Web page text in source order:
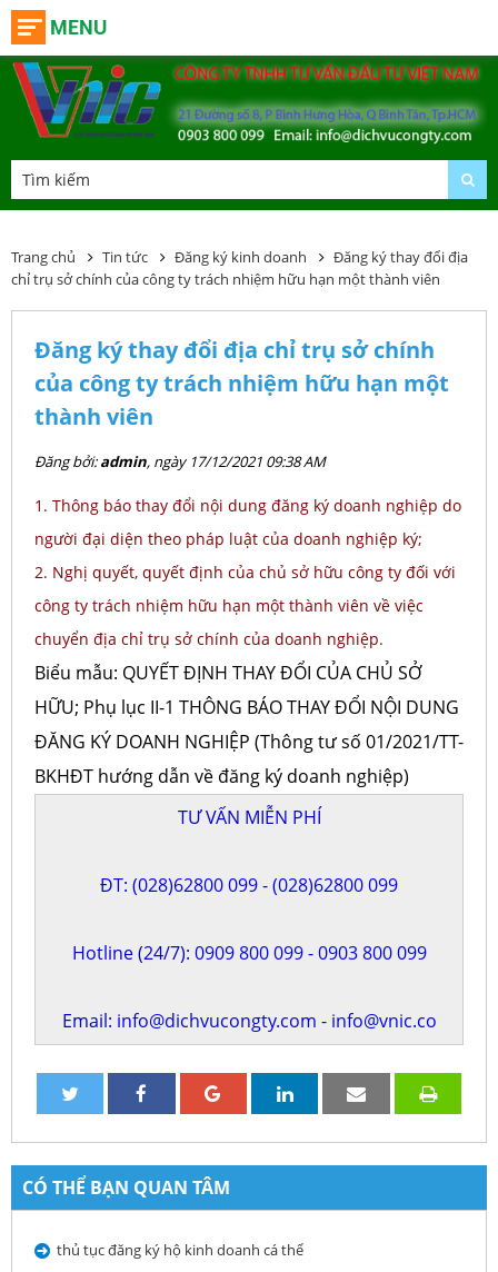
MENU
Trang chủ Tin tức Đăng ký kinh doanh
Đăng ký thay đổi địa
chỉ trụ sở chính của công ty trách nhiệm hữu hạn một thành viên
Đăng ký thay đổi địa chỉ trụ sở chính
của công ty trách nhiệm hữu hạn một
thành viên
Đăng bởi:admin, ngày 17/12/2021 09:38 AM
1. Thông báo thay đổi nội dung đăng ký doanh nghiệp do
người đại diện theo pháp luật của doanh nghiệp ký;
2. Nghị quyết, quyết định của chủ sở hữu công ty đối với
công ty trách nhiệm hữu hạn một thành viên về việc
chuyển địa chỉ trụ sở chính của doanh nghiệp.
Biểu mẫu: QUYẾT ĐỊNH THAY ĐỔI CỦA CHỦ SỞ
HỮU; Phụ lục II-1 THÔNG BÁO THAY ĐỔI NỘI DUNG
ĐĂNG KÝ DOANH NGHIỆP (Thông tư số 01/2021/TT-
BKHĐT hướng dẫn về đăng ký doanh nghiệp)
TƯ VẤN MIỄN PHÍ
ĐT: (028)62800 099-(028)62800 099
Hotline (24/7): 0909 800 099-0903 800 099
Email: info@dichvucongty.com - info@vnic.co
CÓ THỂ BẠN QUAN TÂM
thủ tục đăng ký hộ kinh doanh cá thể